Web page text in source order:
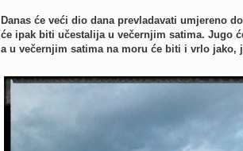
Danas će veći dio dana prevladavati umjereno
će ipak biti učestalija u večernjim satima. Jugo
a u večernjim satima na moru će biti i vrlo jako,